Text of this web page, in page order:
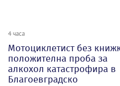
4 часа
Мотоциклетист без
положителна проба за
алкохол катастрофира в
Благоевградско